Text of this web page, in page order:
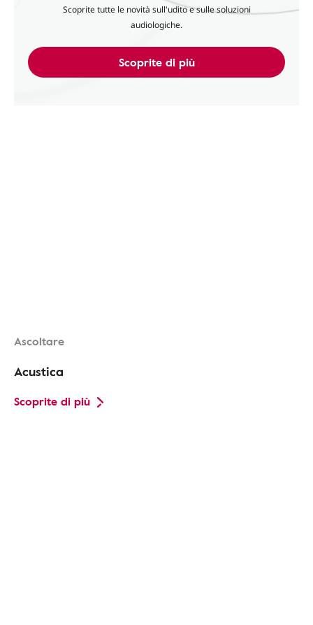
Scoprite tutte le novità sull'udito e sulle soluzioni
audiologiche.
Scoprite di più
Ascoltare
Acustica
Scoprite di più